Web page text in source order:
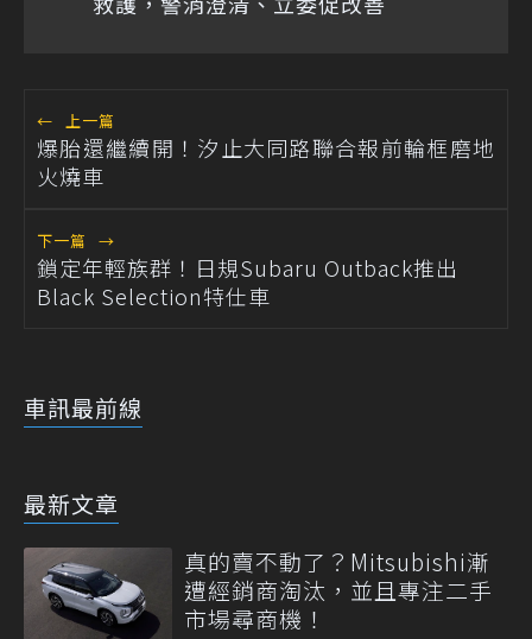
← 上一篇
爆胎還繼續開！汐止大同路聯合報前輪框磨地
火燒車
下一篇 →
鎖定年輕族群！日規Subaru Outback推出
Black Selection特仕車
車訊最前線
最新文章
真的賣不動了？Mitsubishi漸
遭經銷商淘汰，並且專注二手
市場尋商機！